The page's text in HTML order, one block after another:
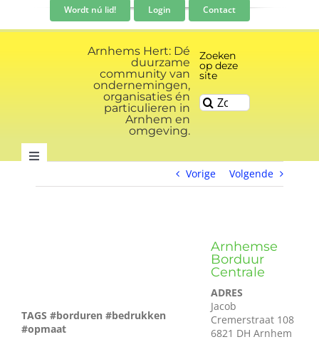
inhoud
Wordt nú lid! Login Contact
Arnhems Hert: Dé
duurzame
community van
ondernemingen,
organisaties én
particulieren in
Arnhem en
omgeving.
Zoeken
op deze
site
Zoeken
naar:
Toggle
Community
Wie zijn wij?
Vorige Volgende
TAGS #borduren #bedrukken
#opmaat
Arnhemse
Borduur
Centrale
ADRES
Jacob
Cremerstraat 108
6821 DH Arnhem